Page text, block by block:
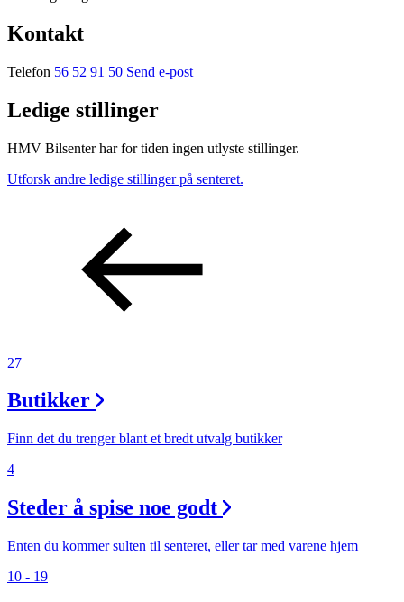
Kontakt
Telefon 56 52 91 50 Send e-post
Ledige stillinger
HMV Bilsenter har for tiden ingen utlyste stillinger.
Utforsk andre ledige stillinger på senteret.
27
Butikker
Finn det du trenger blant et bredt utvalg butikker
4
Steder å spise noe godt
Enten du kommer sulten til senteret, eller tar med varene hjem
10 - 19